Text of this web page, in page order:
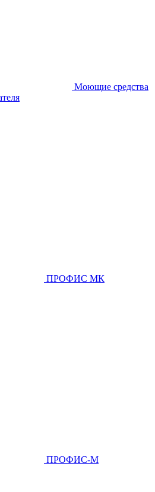
Моющие средства
ПРОФИС МК
ПРОФИС-М